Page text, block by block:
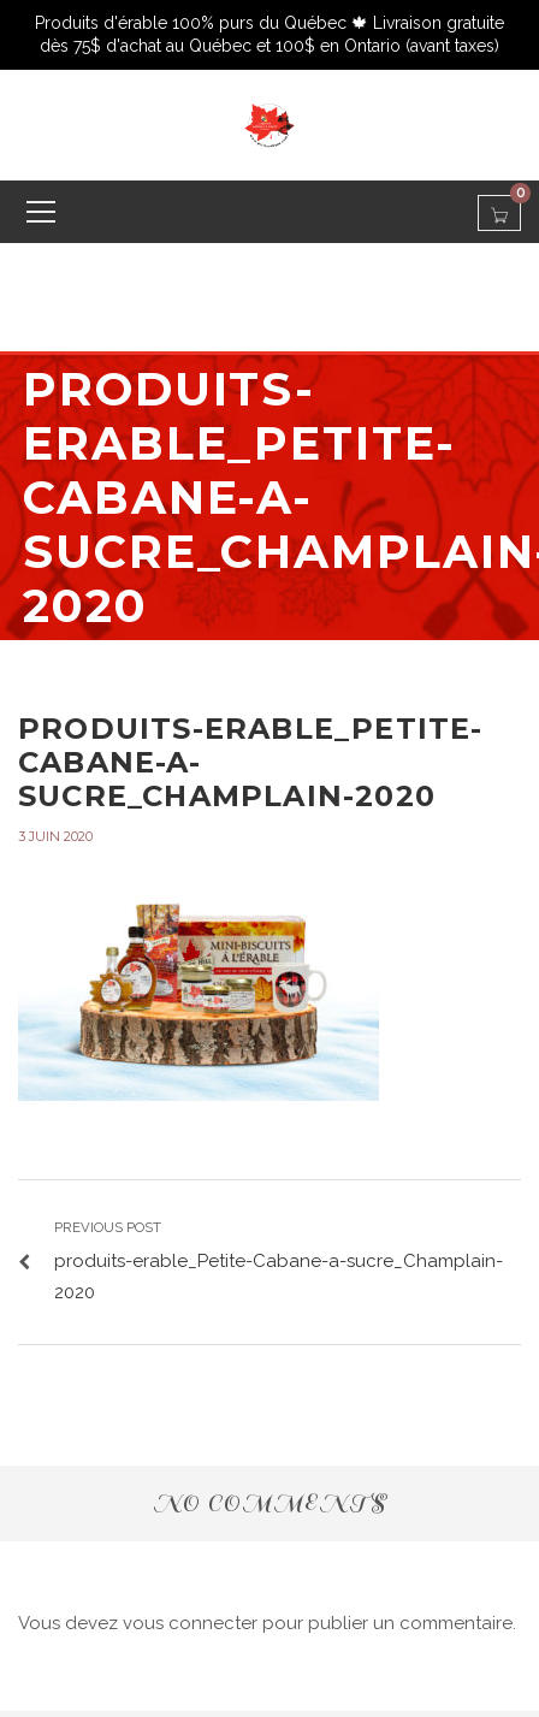
Produits d'érable 100% purs du Québec 🍁 Livraison gratuite
dès 75$ d'achat au Québec et 100$ en Ontario (avant taxes)
0
PRODUITS-
ERABLE_PETITE-
CABANE-A-
2020
PRODUITS-ERABLE_PETITE-
CABANE-A-
SUCRE_CHAMPLAIN-2020
3 JUIN 2020
PREVIOUS POST
produits-erable_Petite-Cabane-a-sucre_Champlain-
2020
NO COMMENTS
Vous devez vous connecter pour publier un commentaire.